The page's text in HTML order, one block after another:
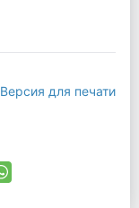
Версия для печати